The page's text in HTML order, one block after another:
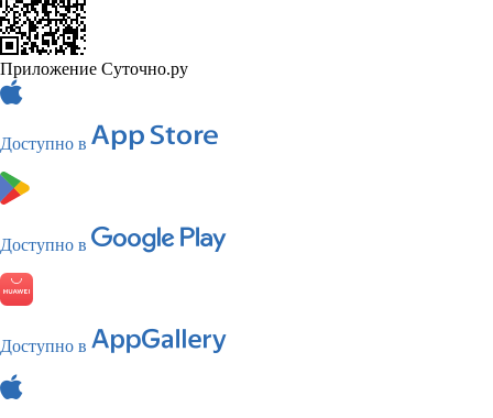
Приложение Суточно.ру
Доступно в
Доступно в
Доступно в